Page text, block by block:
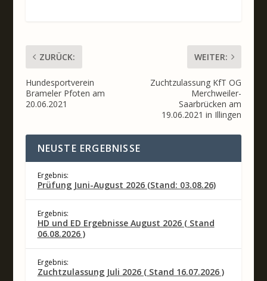
ZURÜCK:
Hundesportverein
Brameler Pfoten am
20.06.2021
WEITER:
Zuchtzulassung KfT OG
Merchweiler-
Saarbrücken am
19.06.2021 in Illingen
NEUSTE ERGEBNISSE
Ergebnis:
Prüfung Juni-August 2026 (Stand: 03.08.26)
Ergebnis:
HD und ED Ergebnisse August 2026 ( Stand
06.08.2026 )
Ergebnis:
Zuchtzulassung Juli 2026 ( Stand 16.07.2026 )